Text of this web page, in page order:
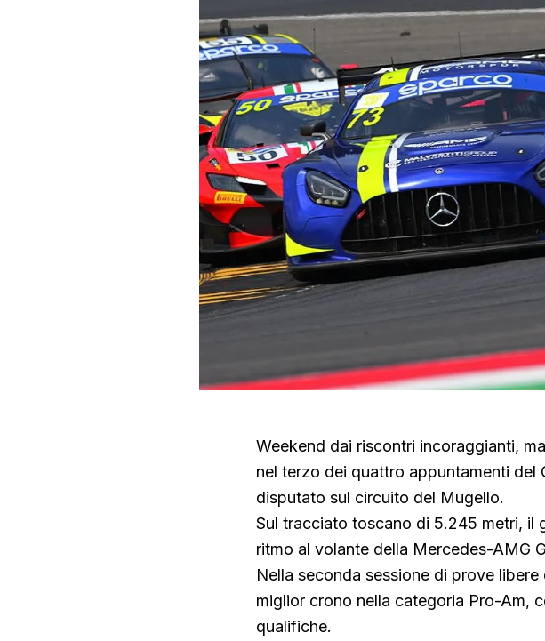
Weekend dai riscontri incoraggianti,
nel terzo dei quattro appuntamenti del
disputato sul circuito del Mugello.
Sul tracciato toscano di 5.245 metri, il
ritmo al volante della Mercedes-AMG
Nella seconda sessione di prove
miglior crono nella categoria Pro-Am,
qualifiche.